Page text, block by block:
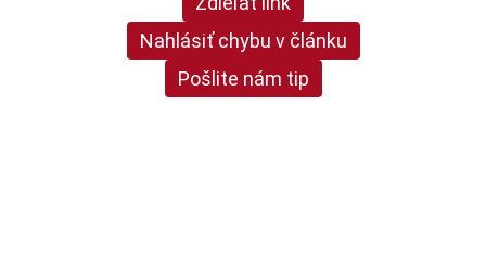
Nahlásiť chybu v článku
Pošlite nám tip